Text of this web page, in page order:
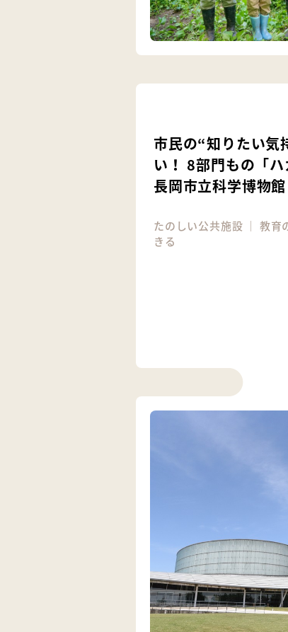
市民の“知りたい気
い！ 8部門もの「
長岡市立科学博物館
たのしい公共施設 ｜ 教育
きる